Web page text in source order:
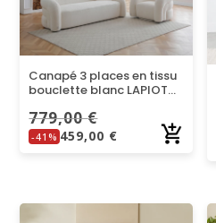
Canapé 3 places en tissu
bouclette blanc LAPIOTA
moderne et confortable
779,00€
-41% 459,00 €